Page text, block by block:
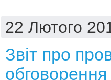
22 Лютого
Звіт про